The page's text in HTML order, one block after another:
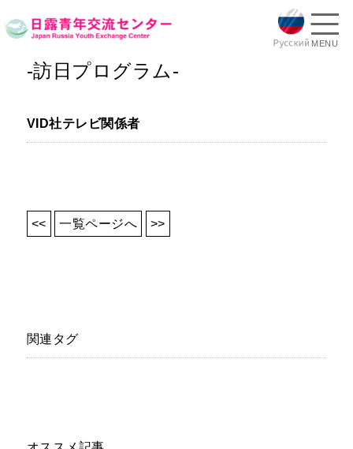
MENU
-訪日プログラム-
VID社テレビ関係者
<< 一覧ページへ >>
関連タグ